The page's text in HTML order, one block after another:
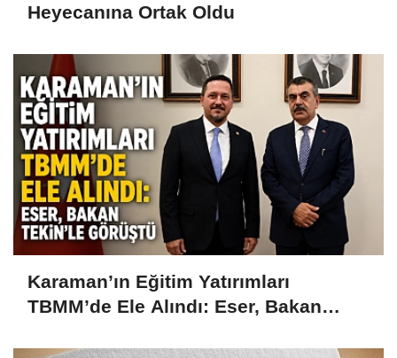
Heyecanına Ortak Oldu
Karaman’ın Eğitim Yatırımları
TBMM’de Ele Alındı: Eser, Bakan